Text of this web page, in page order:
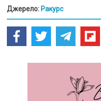
Джерело: Ракурс